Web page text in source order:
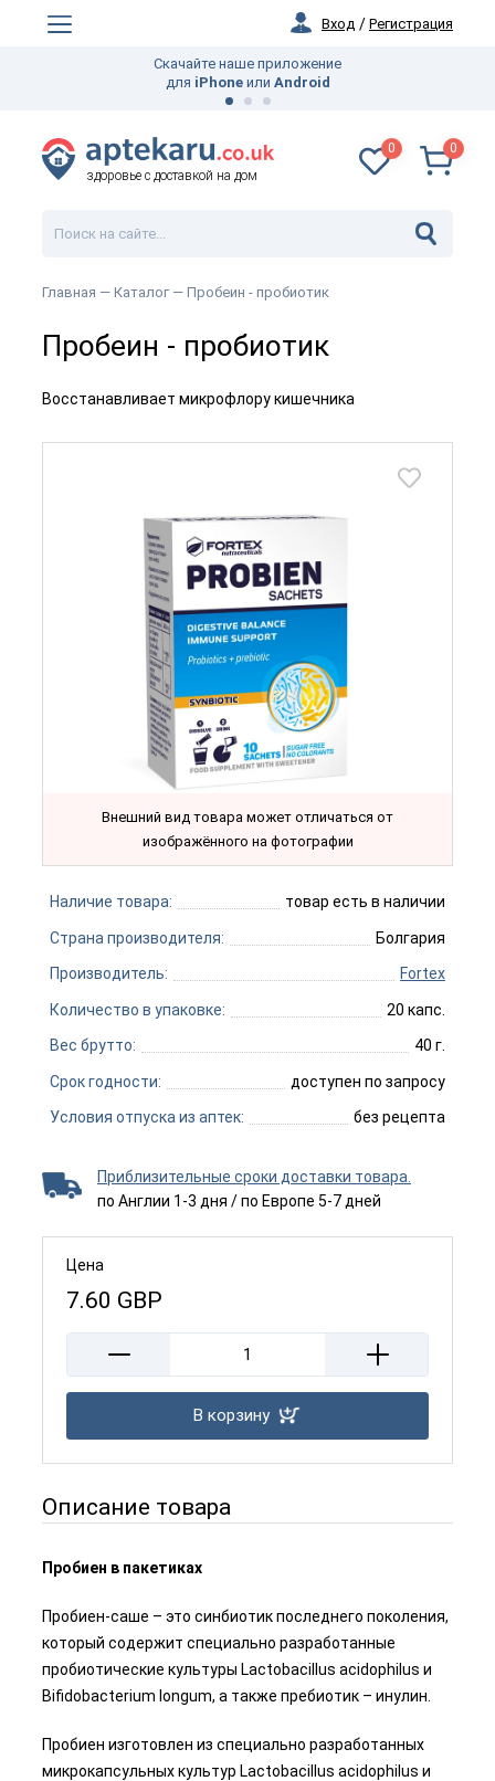
Вход / Регистрация
Скачайте наше приложение
для iPhone или Android
здоровье с доставкой на дом
0 0
Главная — Каталог — Пробеин - пробиотик
Пробеин - пробиотик
Восстанавливает микрофлору кишечника
Внешний вид товара может отличаться от
изображённого на фотографии
Наличие товара: товар есть в наличии
Страна производителя: Болгария
Производитель: Fortex
Количество в упаковке: 20 капс.
Вес брутто: 40 г.
Срок годности: доступен по запросу
Условия отпуска из аптек: без рецепта
Приблизительные сроки доставки товара.
по Англии 1-3 дня / по Европе 5-7 дней
Цена
7.60 GBP
В корзину
Описание товара
Пробиен в пакетиках
Пробиен-саше – это синбиотик последнего поколения,
который содержит специально разработанные
пробиотические культуры Lactobacillus acidophilus и
Bifidobacterium longum, а также пребиотик – инулин.
Пробиен изготовлен из специально разработанных
микрокапсульных культур Lactobacillus acidophilus и